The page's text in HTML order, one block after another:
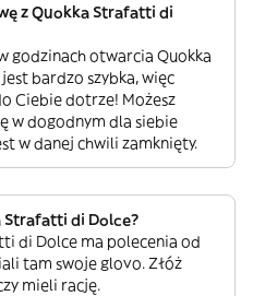
z Quokka Strafatti di
godzinach otwarcia Quokka
bardzo szybka, więc
Ciebie dotrze! Możesz
w dogodnym dla siebie
w danej chwili zamknięty.
Strafatti di Dolce?
di Dolce ma polecenia od
tam swoje glovo. Złóż
mieli rację.